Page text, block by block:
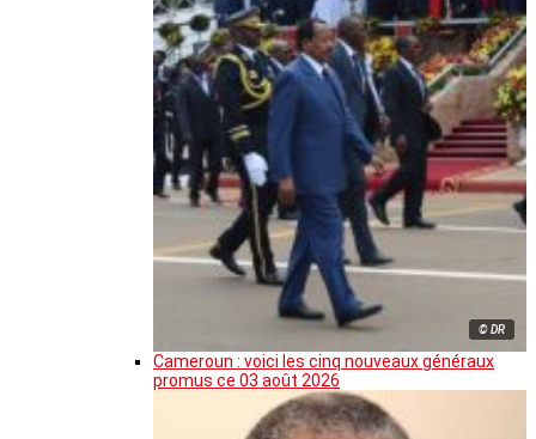
© DR
Cameroun : voici les cinq nouveaux généraux
promus ce 03 août 2026